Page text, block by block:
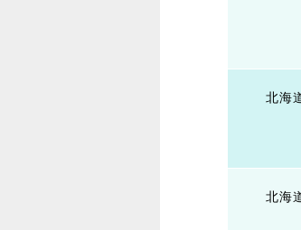
北海
北海